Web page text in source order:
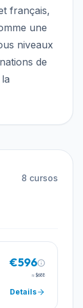
français,
une
niveaux
de
8 cursos
€596
≈ $688
Details